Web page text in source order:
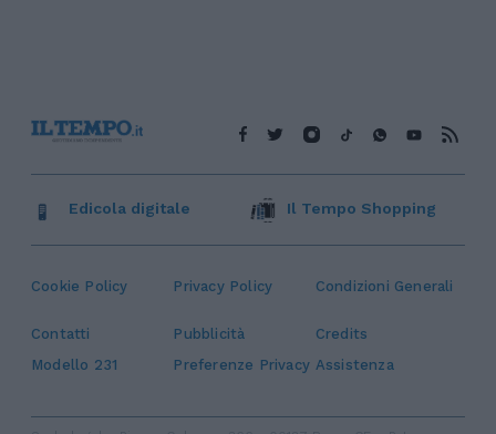
Cookie Policy Privacy Policy Condizioni Generali
Contatti Pubblicità
Credits
Modello 231
Preferenze Privacy Assistenza
Edicola digitale Il Tempo Shopping